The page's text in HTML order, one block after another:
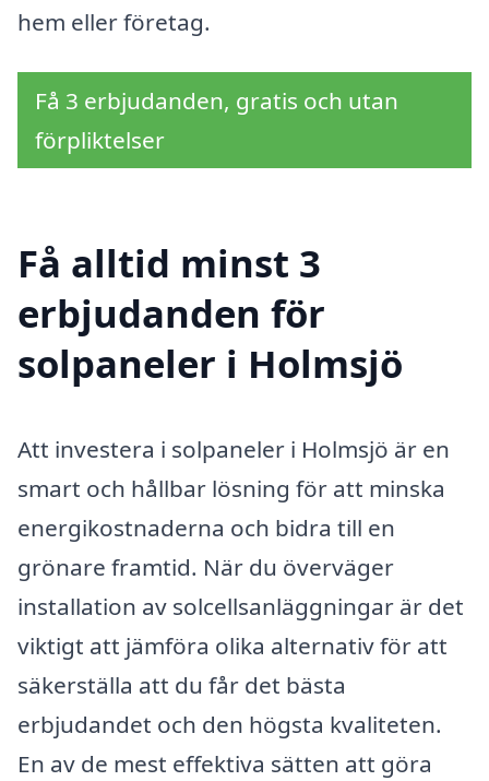
hem eller företag.
Få 3 erbjudanden, gratis och utan
förpliktelser
Få alltid minst 3
erbjudanden för
solpaneler i Holmsjö
Att investera i solpaneler i Holmsjö är en
smart och hållbar lösning för att minska
energikostnaderna och bidra till en
grönare framtid. När du överväger
installation av solcellsanläggningar är det
viktigt att jämföra olika alternativ för att
säkerställa att du får det bästa
erbjudandet och den högsta kvaliteten.
En av de mest effektiva sätten att göra